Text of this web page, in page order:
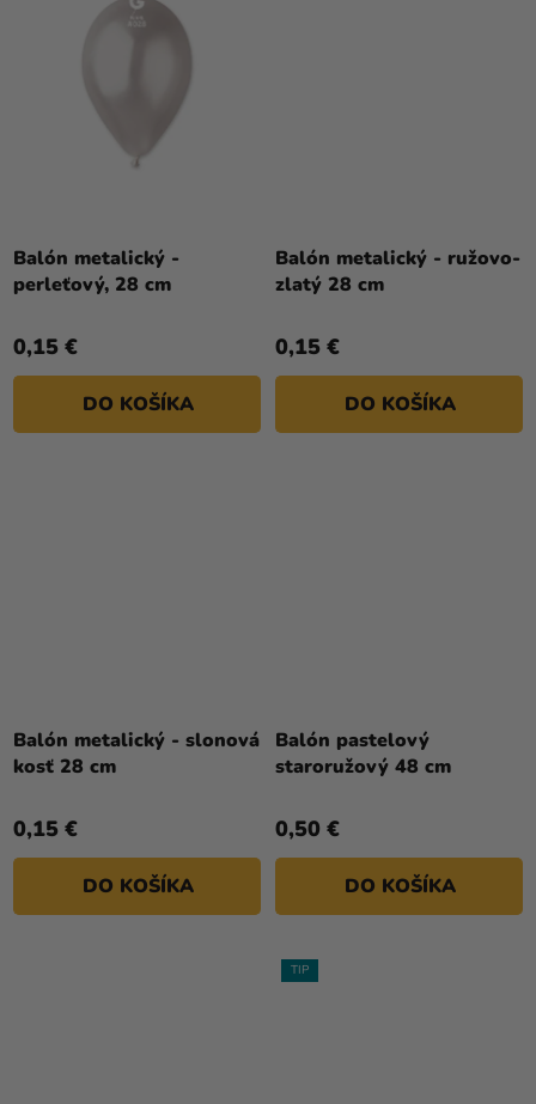
Balón metalický -
perleťový, 28 cm
0,15 €
DO KOŠÍKA
Balón metalický - ružovo-
zlatý 28 cm
0,15 €
DO KOŠÍKA
Balón metalický - slonová
kosť 28 cm
0,15 €
DO KOŠÍKA
Balón pastelový
staroružový 48 cm
0,50 €
DO KOŠÍKA
TIP